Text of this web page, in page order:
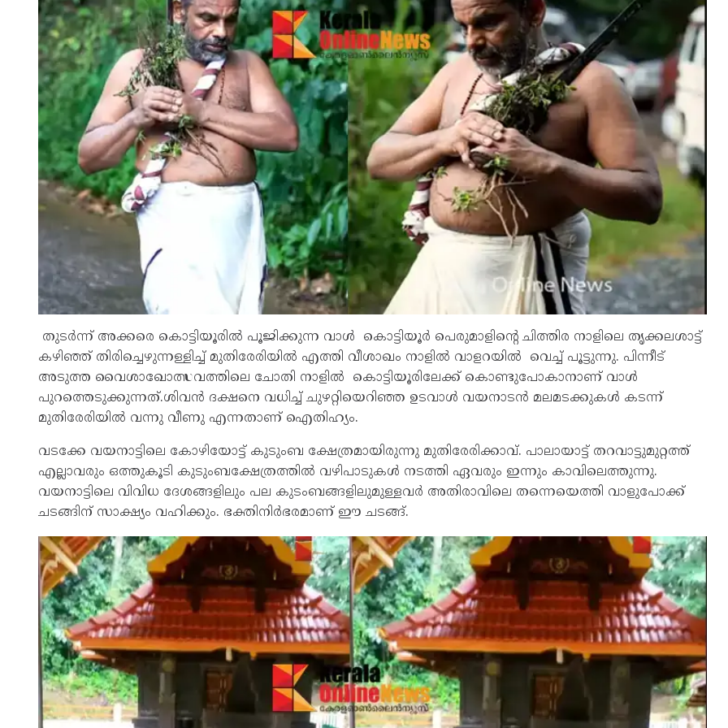
തുടർന്ന് അക്കരെ കൊട്ടിയൂരിൽ പൂജിക്കുന്ന വാൾ കൊട്ടിയൂർ പെരുമാളിൻ്റെ ചിത്തിര നാളിലെ തൃക്കലശാട്ട്
കഴിഞ്ഞ് തിരിച്ചെഴുന്നള്ളിച്ച് മുതിരേരിയിൽ എത്തി വീശാഖം നാളിൽ വാളറയിൽ വെച്ച് പൂട്ടുന്നു. പിന്നീട്
അടുത്ത വൈശാഖോത്സവത്തിലെ ചോതി നാളിൽ കൊട്ടിയൂരിലേക്ക് കൊണ്ടുപോകാനാണ് വാൾ
പുറത്തെടുക്കുന്നത്.ശിവന്‍ ദക്ഷനെ വധിച്ച് ചുഴറ്റിയെറിഞ്ഞ ഉടവാള്‍ വയനാടന്‍ മലമടക്കുകള്‍ കടന്ന്
മുതിരേരിയില്‍ വന്നു വീണു എന്നതാണ് ഐതിഹ്യം.
വടക്കേ വയനാട്ടിലെ കോഴിയോട്ട് കുടുംബ ക്ഷേത്രമായിരുന്നു മുതിരേരിക്കാവ്. പാലായാട്ട് തറവാട്ടുമുറ്റത്ത്
എല്ലാവരും ഒത്തുകൂടി കുടുംബക്ഷേത്രത്തില്‍ വഴിപാടുകള്‍ നടത്തി ഏവരും ഇന്നും കാവിലെത്തുന്നു.
വയനാട്ടിലെ വിവിധ ദേശങ്ങളിലും പല കുടംബങ്ങളിലുമുള്ളവര്‍ അതിരാവിലെ തന്നെയെത്തി വാളുപോക്ക്
ചടങ്ങിന് സാക്ഷ്യം വഹിക്കും. ഭക്തിനിര്‍ഭരമാണ് ഈ ചടങ്ങ്.